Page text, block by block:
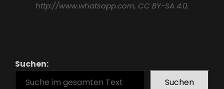
http://www.whatsapp.com, CC BY-SA 4.0,
Suchen:
Suchen